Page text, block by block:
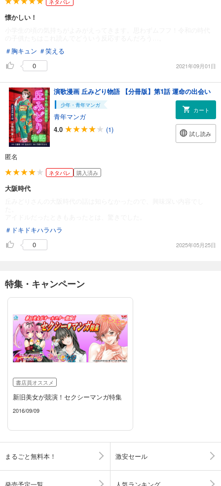
懐かしい！
＃胸キュン ＃笑える
0
2021年09月01日
演歌漫画 丘みどり物語 【分冊版】第1話 運命の出会い
少年・青年マンガ
青年マンガ
4.0
(1)
カート
試し読み
匿名
ネタバレ 購入済み
大阪時代
＃ドキドキハラハラ
0
2025年05月25日
特集・キャンペーン
書店員オススメ
新旧美女が競演！セクシーマンガ特集
2016/09/09
まるごと無料本！ 激安セール
発売予定一覧 人気ランキング